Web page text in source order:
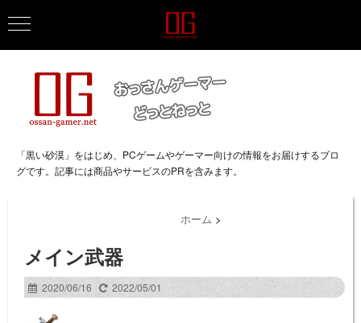
「黒い砂漠」をはじめ、PCゲームやゲーマー向けの情報をお届けするブロ
グです。記事には商品やサービスのPRを含みます。
ホーム >
メイン武器
2020/06/16 2022/05/01